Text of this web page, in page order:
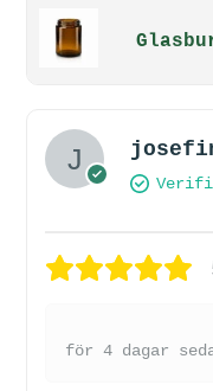
för 4 dagar